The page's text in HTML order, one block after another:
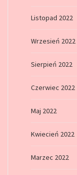
Listopad 2022
Wrzesień 2022
Sierpień 2022
Czerwiec 2022
Maj 2022
Kwiecień 2022
Marzec 2022